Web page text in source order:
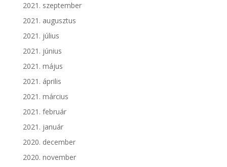
2021. szeptember
2021. augusztus
2021. július
2021. június
2021. május
2021. április
2021. március
2021. február
2021. január
2020. december
2020. november